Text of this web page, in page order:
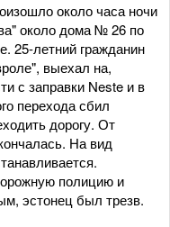
около часа ночи
около дома № 26 по
25-летний гражданин
выехал на,
с заправки Neste и в
перехода сбил
дорогу. От
На вид
полицию и
эстонец был трезв.